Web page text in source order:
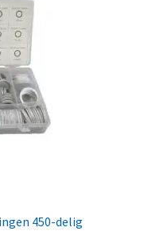
450-delig